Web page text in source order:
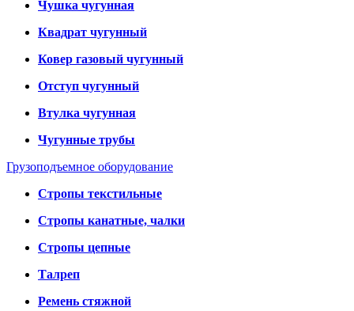
Чушка чугунная
Квадрат чугунный
Ковер газовый чугунный
Отступ чугунный
Втулка чугунная
Чугунные трубы
Грузоподъемное оборудование
Стропы текстильные
Стропы канатные, чалки
Стропы цепные
Талреп
Ремень стяжной